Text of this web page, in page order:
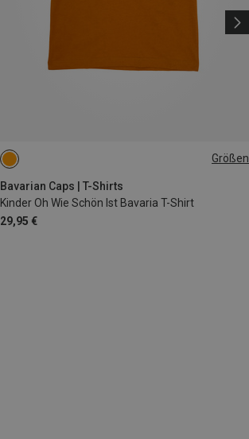
Größen
Bavarian Caps | T-Shirts
Kinder Oh Wie Schön Ist Bavaria T-Shirt
29,95 €
104|98
152|164